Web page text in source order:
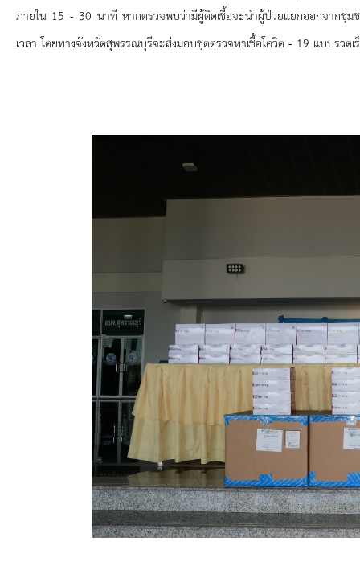
ประกาศจัดซื้อ-จัดจ้าง
รายงานผู้ใช้บริการกล้อง CCTV
นโยบายคุ้มครองข้อมูลส่วนบุคคล
ผลงาน
มาตรฐานกำหนดตำแหน่ง
VDO Present
ประกาศแผนการจัดซื้อจัดจ้าง
ประกาศแผนการจัดหาพัสดุ
รายงานผลการจัดซื้อจัดจ้างประจำปีงบประมาณ
สรุปผลการดำเนินงานจัดซื้อจัดจ้างในรอบเดือน (สข
ภายใน 15 - 30 นาที หากตรวจพบว่ามีผู้ติดเชื้อจะนำผู้ป่วยแยกออกจากชุม
เวลา โดยทางจังหวัดสุพรรณบุรีจะส่งมอบชุดตรวจหาเชื้อโควิด - 19 แบบรว